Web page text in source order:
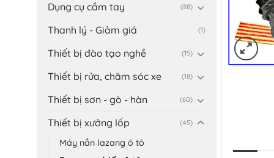
Dụng cụ cầm tay (88)
Thanh lý - Giảm giá (1)
Thiết bị đào tạo nghề (15)
Thiết bị rửa, chăm sóc xe (18)
Thiết bị sơn - gò - hàn (60)
Thiết bị xưởng lốp (45)
Máy nắn lazang ô tô